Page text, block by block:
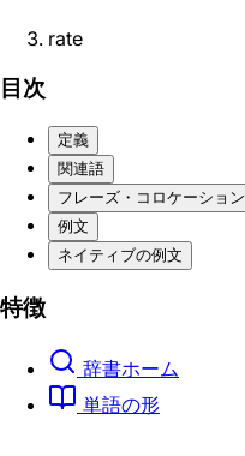
rate
目次
定義
関連語
フレーズ・コロケーション
例文
ネイティブの例文
特徴
辞書ホーム
単語の形